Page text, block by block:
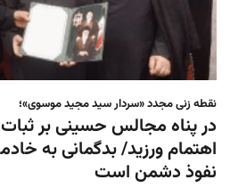
نقطه زنی مجدد «سردار سید مجید موسوی»؛
در پناه مجالس حسینی بر
اهتمام ورزید/ بدگمانی به
نفوذ دشمن است